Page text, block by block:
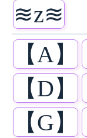
≋z≋
【A】
【D】
【G】